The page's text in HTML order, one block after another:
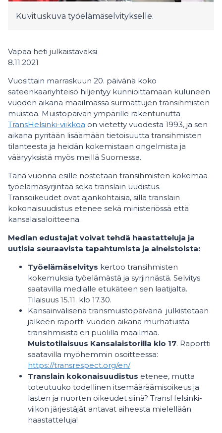
Kuvituskuva työelämäselvitykselle.
Vapaa heti julkaistavaksi
8.11.2021
Vuosittain marraskuun 20. päivänä koko
sateenkaariyhteisö hiljentyy kunnioittamaan kuluneen
vuoden aikana maailmassa surmattujen transihmisten
muistoa. Muistopäivän ympärille rakentunutta
TransHelsinki-viikkoa on vietetty vuodesta 1993, ja sen
aikana pyritään lisäämään tietoisuutta transihmisten
tilanteesta ja heidän kokemistaan ongelmista ja
vääryyksistä myös meillä Suomessa.
Tänä vuonna esille nostetaan transihmisten kokemaa
työelämäsyrjintää sekä translain uudistus.
Transoikeudet ovat ajankohtaisia, sillä translain
kokonaisuudistus etenee sekä ministeriössä että
kansalaisaloitteena.
Median edustajat voivat tehdä haastatteluja ja
uutisia seuraavista tapahtumista ja aineistoista:
Työelämäselvitys kertoo transihmisten
kokemuksia työelämästä ja syrjinnästä. Selvitys
saatavilla medialle etukäteen sen laatijalta.
Tilaisuus 15.11. klo 17.30.
Kansainvälisenä transmuistopäivänä julkistetaan
jälkeen raportti vuoden aikana murhatuista
transihmisistä eri puolilla maailmaa.
Muistotilaisuus Kansalaistorilla klo 17. Raportti
saatavilla myöhemmin osoitteessa:
https://transrespect.org/en/
Translain kokonaisuudistus etenee, mutta
toteutuuko todellinen itsemääräämisoikeus ja
lasten ja nuorten oikeudet siinä? TransHelsinki-
viikon järjestäjät antavat aiheesta mielellään
haastatteluja!